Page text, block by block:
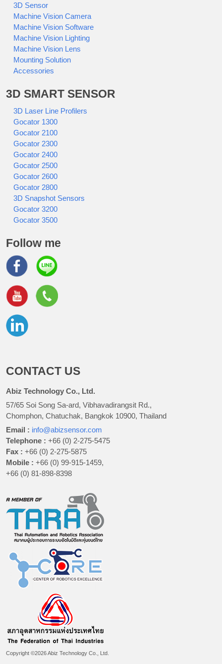
3D Sensor
Machine Vision Camera
Machine Vision Software
Machine Vision Lighting
Machine Vision Lens
Mounting Solution
Accessories
3D SMART SENSOR
3D Laser Line Profilers
Gocator 1300
Gocator 2100
Gocator 2300
Gocator 2400
Gocator 2500
Gocator 2600
Gocator 2800
3D Snapshot Sensors
Gocator 3200
Gocator 3500
Follow me
CONTACT US
Abiz Technology Co., Ltd.
57/65 Soi Song Sa-ard, Vibhavadirangsit Rd.,
Chomphon, Chatuchak, Bangkok 10900, Thailand
Email : info@abizsensor.com
Telephone : +66 (0) 2-275-5475
Fax : +66 (0) 2-275-5875
Mobile : +66 (0) 99-915-1459,
+66 (0) 81-898-8398
Copyright ©2026 Abiz Technology Co., Ltd.